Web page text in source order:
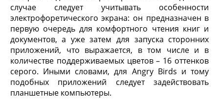
случае следует учитывать особенности
электрофоретического экрана: он предназначен в
первую очередь для комфортного чтения книг и
документов, а уже затем для запуска сторонних
приложений, что выражается, в том числе и в
количестве поддерживаемых цветов – 16 оттенков
серого. Иными словами, для Angry Birds и тому
подобных приложений следует задействовать
планшетные компьютеры.